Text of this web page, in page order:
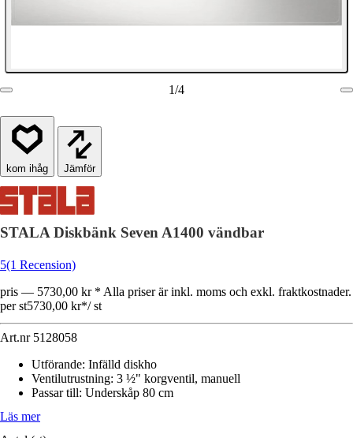
1/4
Jämför
STALA Diskbänk Seven A1400 vändbar
5(1 Recension)
pris — 5730,00 kr * Alla priser är inkl. moms och exkl. fraktkostnader.
per st5730,00 kr*/ st
Art.nr 5128058
Utförande: Infälld diskho
Ventilutrustning: 3 ½" korgventil, manuell
Passar till: Underskåp 80 cm
Läs mer